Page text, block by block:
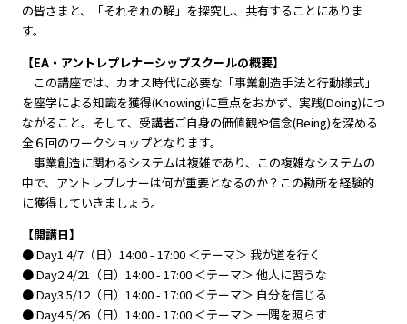
の皆さまと、「それぞれの解」を探究し、共有することにありま
す。
【EA・アントレプレナーシップスクールの概要】
この講座では、カオス時代に必要な「事業創造手法と行動様式」
を座学による知識を獲得(Knowing)に重点をおかず、実践(Doing)につ
ながること。そして、受講者ご自身の価値観や信念(Being)を深める
全６回のワークショップとなります。
事業創造に関わるシステムは複雑であり、この複雑なシステムの
中で、アントレプレナーは何が重要となるのか？この勘所を経験的
に獲得していきましょう。
【開講日】
● Day1 4/7（日）14:00 - 17:00 ＜テーマ＞ 我が道を行く
● Day2 4/21（日）14:00 - 17:00 ＜テーマ＞ 他人に習うな
● Day3 5/12（日）14:00 - 17:00 ＜テーマ＞ 自分を信じる
● Day4 5/26（日）14:00 - 17:00 ＜テーマ＞ 一隅を照らす